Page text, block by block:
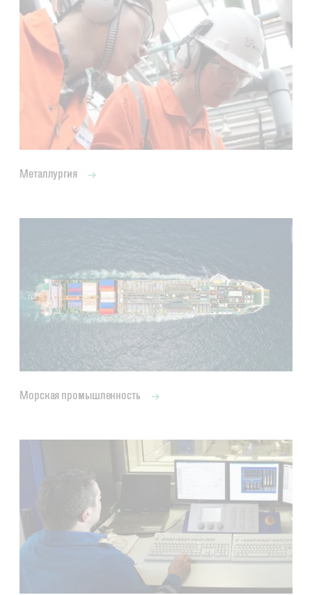
Металлургия
Морская промышленность